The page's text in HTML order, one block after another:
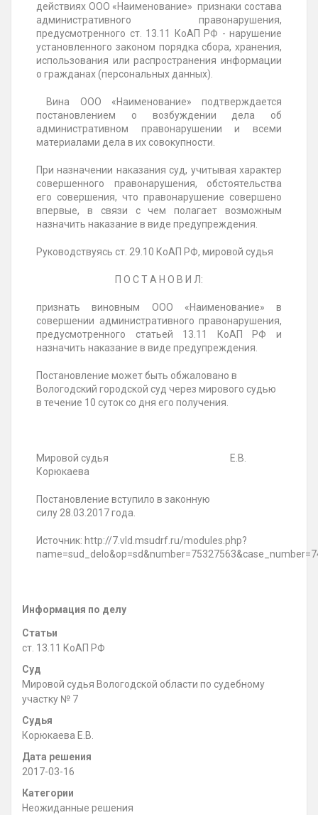
действиях ООО «Наименование» признаки состава
административного правонарушения,
предусмотренного ст. 13.11 КоАП РФ - нарушение
установленного законом порядка сбора, хранения,
использования или распространения информации
о гражданах (персональных данных).
Вина ООО «Наименование» подтверждается
постановлением о возбуждении дела об
административном правонарушении и всеми
материалами дела в их совокупности.
При назначении наказания суд, учитывая характер
совершенного правонарушения, обстоятельства
его совершения, что правонарушение совершено
впервые, в связи с чем полагает возможным
назначить наказание в виде предупреждения.
Руководствуясь ст. 29.10 КоАП РФ, мировой судья
П О С Т А Н О В И Л:
признать виновным ООО «Наименование» в
совершении административного правонарушения,
предусмотренного статьей 13.11 КоАП РФ и
назначить наказание в виде предупреждения.
Постановление может быть обжаловано в
Вологодский городской суд через мирового судью
в течение 10 суток со дня его получения.
Мировой судья
Е.В.
Корюкаева
Постановление вступило в законную
силу28.03.2017 года.
Источник: http://7.vld.msudrf.ru/modules.php?
Информация по делу
Статьи
ст. 13.11 КоАП РФ
Суд
Мировой судья Вологодской области по судебному
участку № 7
Судья
Корюкаева Е.В.
Дата решения
2017-03-16
Категории
Неожиданные решения